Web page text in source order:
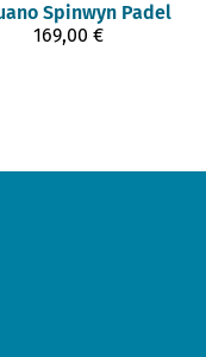
Spinwyn Padel
169,00 €